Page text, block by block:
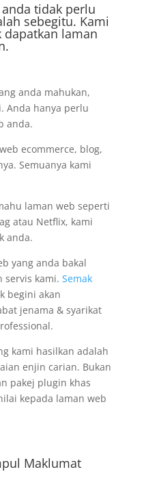
tidak perlu
sebegitu. Kami
laman
anda mahukan,
Anda hanya perlu
anda.
ecommerce, blog,
Semuanya kami
laman web seperti
atau Netflix, kami
anda.
yang anda bakal
servis kami. Semak
begini akan
jenama & syarikat
kami hasilkan adalah
enjin carian. Bukan
pakej plugin khas
kepada laman web
Maklumat